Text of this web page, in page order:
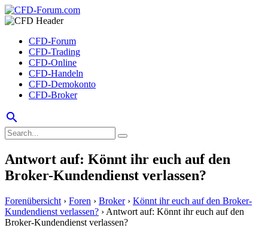
CFD-Forum
CFD-Trading
CFD-Online
CFD-Handeln
CFD-Demokonto
CFD-Broker
search
Antwort auf: Könnt ihr euch auf den
Broker-Kundendienst verlassen?
Forenübersicht › Foren › Broker › Könnt ihr euch auf den Broker-
Kundendienst verlassen? › Antwort auf: Könnt ihr euch auf den
Broker-Kundendienst verlassen?